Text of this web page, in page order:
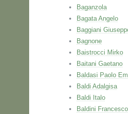
Baganzola
Bagata Angelo
Baggiani
Bagnone
Baistrocci Mirko
Baitani Gaetano
Baldasi Paolo
Baldi Adalgisa
Baldi Italo
Baldini